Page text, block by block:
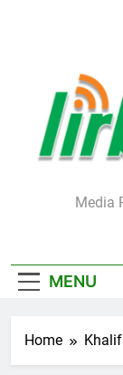
Media
MENU
Home